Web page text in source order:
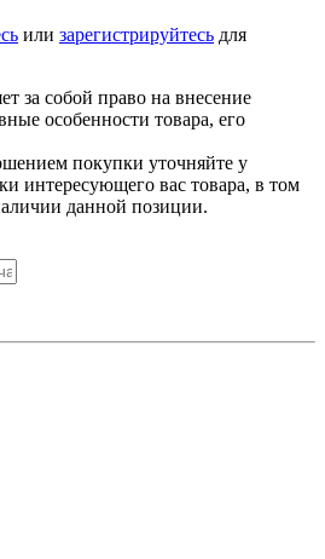
или зарегистрируйтесь для
за собой право на внесение
особенности товара, его
покупки уточняйте у
интересующего вас товара, в том
данной позиции.